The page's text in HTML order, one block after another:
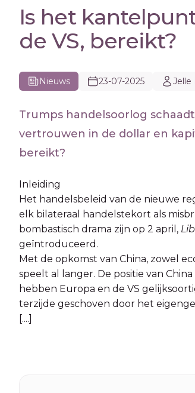
Is het
de VS, bereikt?
Nieuws 23-07-2025 Jelle
Trumps handelsoorlog
vertrouwen in de dollar en
bereikt?
Inleiding
Het handelsbeleid van de nieuwe
elk bilateraal handelstekort als
bombastisch drama zijn op 2 april,
geïntroduceerd.
Met de opkomst van China, zowel
speelt al langer. De positie van
hebben Europa en de VS
terzijde geschoven door het
[....]